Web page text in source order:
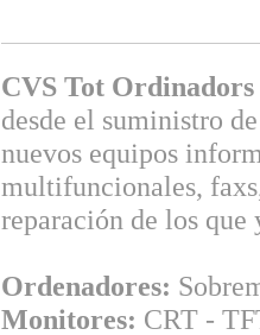
CVS Tot Ordinadors
desde el suministro
nuevos equipos
multifuncionales,
reparación de los que
Ordenadores:
Monitores: CRT -